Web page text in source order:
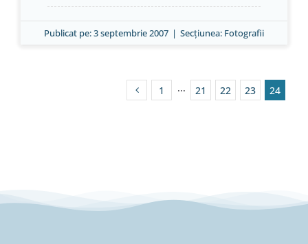
Publicat pe: 3 septembrie 2007 | Secțiunea: Fotografii
1 ··· 21 22 23 24